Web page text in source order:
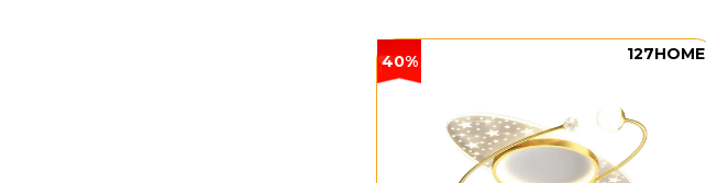
40% 127HOME